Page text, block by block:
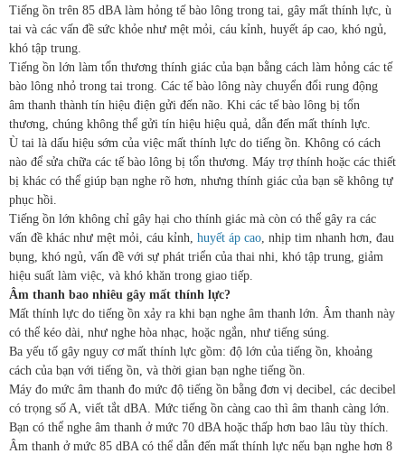
Tiếng ồn trên 85 dBA làm hỏng tế bào lông trong tai, gây mất thính lực, ù
tai và các vấn đề sức khỏe như mệt mỏi, cáu kỉnh, huyết áp cao, khó ngủ,
khó tập trung.
Tiếng ồn lớn làm tổn thương thính giác của bạn bằng cách làm hỏng các tế
bào lông nhỏ trong tai trong. Các tế bào lông này chuyển đổi rung động
âm thanh thành tín hiệu điện gửi đến não. Khi các tế bào lông bị tổn
thương, chúng không thể gửi tín hiệu hiệu quả, dẫn đến mất thính lực.
Ù tai là dấu hiệu sớm của việc mất thính lực do tiếng ồn. Không có cách
nào để sửa chữa các tế bào lông bị tổn thương. Máy trợ thính hoặc các thiết
bị khác có thể giúp bạn nghe rõ hơn, nhưng thính giác của bạn sẽ không tự
phục hồi.
Tiếng ồn lớn không chỉ gây hại cho thính giác mà còn có thể gây ra các
vấn đề khác như mệt mỏi, cáu kỉnh, huyết áp cao , nhịp tim nhanh hơn, đau
bụng, khó ngủ, vấn đề với sự phát triển của thai nhi, khó tập trung, giảm
hiệu suất làm việc, và khó khăn trong giao tiếp.
Âm thanh bao nhiêu gây mất thính lực?
Mất thính lực do tiếng ồn xảy ra khi bạn nghe âm thanh lớn. Âm thanh này
có thể kéo dài, như nghe hòa nhạc, hoặc ngắn, như tiếng súng.
Ba yếu tố gây nguy cơ mất thính lực gồm: độ lớn của tiếng ồn, khoảng
cách của bạn với tiếng ồn, và thời gian bạn nghe tiếng ồn.
Máy đo mức âm thanh đo mức độ tiếng ồn bằng đơn vị decibel, các decibel
có trọng số A, viết tắt dBA. Mức tiếng ồn càng cao thì âm thanh càng lớn.
Bạn có thể nghe âm thanh ở mức 70 dBA hoặc thấp hơn bao lâu tùy thích.
Âm thanh ở mức 85 dBA có thể dẫn đến mất thính lực nếu bạn nghe hơn 8